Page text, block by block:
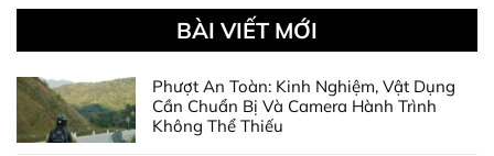
BÀI VIẾT MỚI
Phượt An Toàn: Kinh Nghiệm, Vật Dụng
Cần Chuẩn Bị Và Camera Hành Trình
Không Thể Thiếu